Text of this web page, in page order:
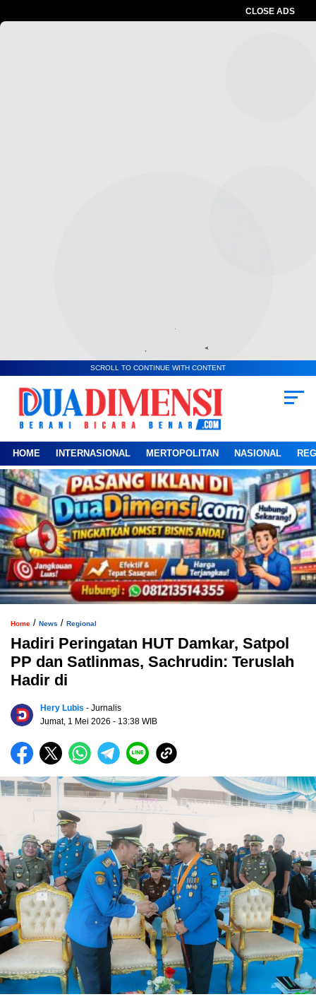
CLOSE ADS
SCROLL TO CONTINUE WITH CONTENT
HOME INTERNASIONAL MERTOPOLITAN NASIONAL
Home / News / Regional
Hadiri Peringatan HUT Damkar, Satpol
PP dan Satlinmas, Sachrudin: Teruslah
Hadir di
Hery Lubis - Jurnalis
Jumat, 1 Mei 2026 - 13:38 WIB